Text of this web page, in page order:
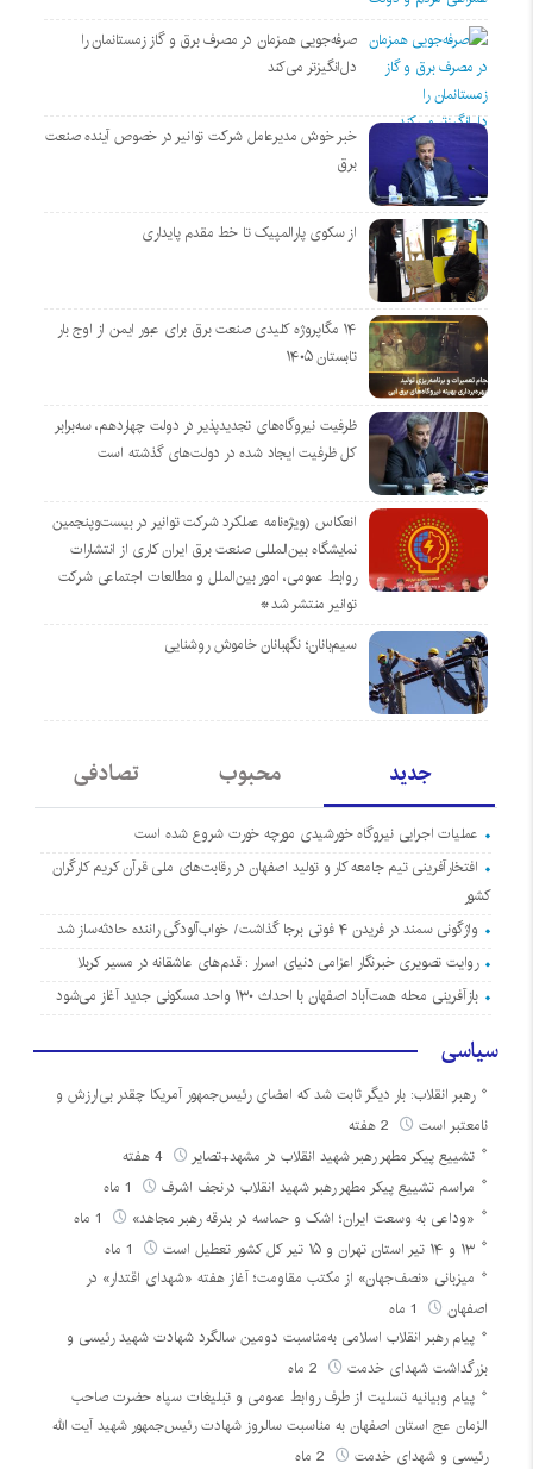
صرفه‌جویی همزمان در مصرف برق و گاز زمستانمان را
دل‌انگیزتر می‌کند
خبر خوش مدیرعامل شرکت توانیر در خصوص آینده صنعت
برق
از سکوی پارالمپیک تا خط مقدم پایداری
۱۴ مگاپروژه‌ کلیدی صنعت برق برای عبور ایمن از اوج بار
تابستان ۱۴۰۵
ظرفیت نیروگاه‌های تجدیدپذیر در دولت چهاردهم، سه‌برابر
کل ظرفیت ایجاد شده در دولت‌های گذشته است
انعکاس (ویژه‌نامه عملکرد شرکت توانیر در بیست‌وپنجمین
نمایشگاه بین‌المللی صنعت برق ایران کاری از انتشارات
روابط عمومی، امور بین‌الملل و مطالعات اجتماعی شرکت
توانیر منتشر شد*
سیم‌بانان؛ نگهبانان خاموش روشنایی
جدید محبوب تصادفی
عملیات اجرایی نیروگاه خورشیدی مورچه خورت شروع شده است
افتخارآفرینی تیم جامعه کار و تولید اصفهان در رقابت‌های ملی قرآن کریم کارگران
کشور
واژگونی سمند در فریدن ۴ فوتی برجا گذاشت/ خواب‌آلودگی راننده حادثه‌ساز شد
روایت تصویری خبرنگار اعزامی دنیای اسرار : قدم‌های عاشقانه در مسیر کربلا
بازآفرینی محله همت‌آباد اصفهان با احداث ۱۳۰ واحد مسکونی جدید آغاز می‌شود
سیاسی
رهبر انقلاب: بار دیگر ثابت شد که امضای رئیس‌جمهور آمریکا چقدر بی‌ارزش و
نامعتبر است
تشییع پیکر مطهر رهبر شهید انقلاب در مشهد+تصایر
مراسم تشییع پیکر مطهر رهبر شهید انقلاب درنجف اشرف
«وداعی به وسعت ایران؛ اشک و حماسه در بدرقه رهبر مجاهد»
۱۳ و ۱۴ تیر استان تهران و ۱۵ تیر کل کشور تعطیل است
میزبانی «نصف‌جهان» از مکتب مقاومت؛ آغاز هفته «شهدای اقتدار» در
اصفهان
پیام رهبر انقلاب اسلامی به‌مناسبت دومین سالگرد شهادت شهید رئیسی و
بزرگداشت شهدای خدمت
پیام وبیانیه تسلیت از طرف روابط عمومی و تبلیغات سپاه حضرت صاحب
الزمان عج استان اصفهان به مناسبت سالروز شهادت رئیس‌جمهور شهید آیت الله
رئیسی و شهدای خدمت